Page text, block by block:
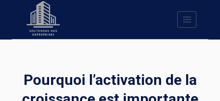
Pourquoi l’activation de la